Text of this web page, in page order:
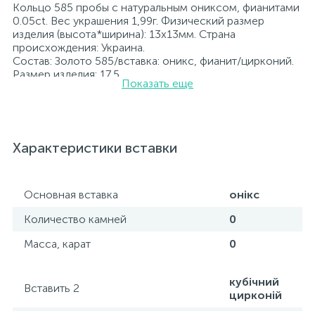
Кольцо 585 пробы с натуральным ониксом, фианитами
0.05ct. Вес украшения 1,99г. Физический размер
изделия (высота*ширина): 13х13мм. Страна
происхождения: Украина.
Состав: Золото 585/вставка: оникс, фианит/цирконий.
Размер изделия: 17,5
Вставка: оникс, фианит/цирконий.
Украины, на всех изделиях стоит соответствующая
проба. К каждому ювелирному украшению
незначительно отличаться от реальных из-за
Показать еще
Характеристики вставки
Основная вставка
онікс
Количество камней
0
Масса, карат
0
Вставить 2
кубічний
цирконій